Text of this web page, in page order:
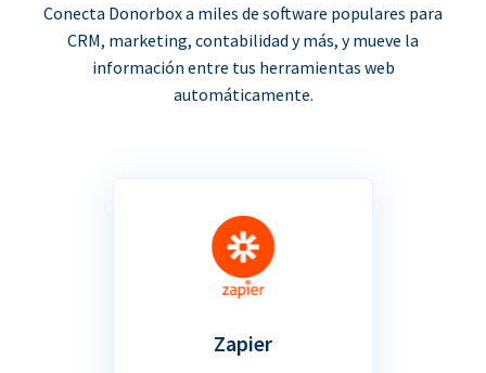
Conecta Donorbox a miles de software populares para
CRM, marketing, contabilidad y más, y mueve la
información entre tus herramientas web
automáticamente.
Zapier